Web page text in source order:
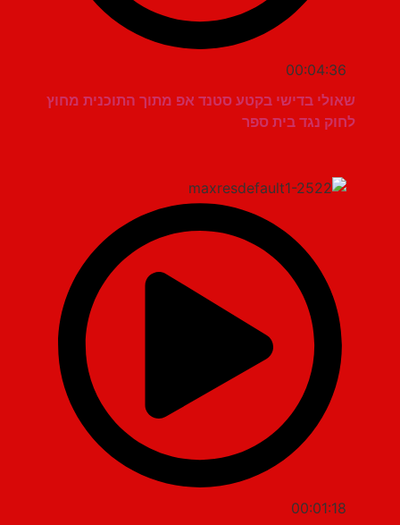
00:04:36
שאולי בדישי בקטע סטנד אפ מתוך התוכנית מחוץ
לחוק נגד בית ספר
00:01:18